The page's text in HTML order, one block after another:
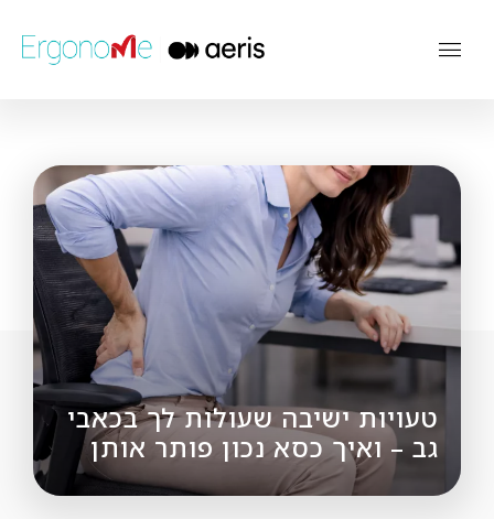
טעויות ישיבה שעולות לך בכאבי
גב – ואיך כסא נכון פותר אותן